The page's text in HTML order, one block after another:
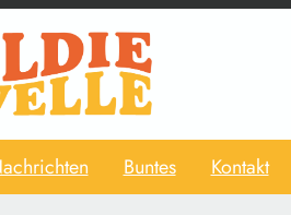
Buntes Kontakt